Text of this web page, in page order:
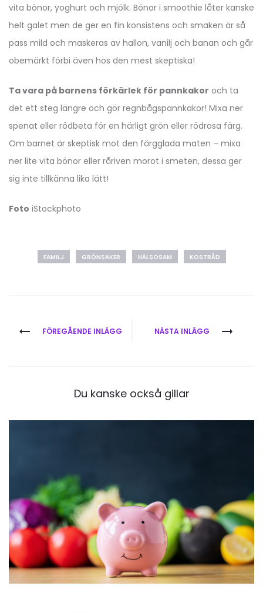
vita bönor, yoghurt och mjölk. Bönor i smoothie låter kanske
helt galet men de ger en fin konsistens och smaken är så
pass mild och maskeras av hallon, vanilj och banan och går
obemärkt förbi även hos den mest skeptiska!
Ta vara på barnens förkärlek för pannkakor och ta
det ett steg längre och gör regnbågspannkakor! Mixa ner
spenat eller rödbeta för en härligt grön eller rödrosa färg.
Om barnet är skeptisk mot den färgglada maten – mixa
ner lite vita bönor eller råriven morot i smeten, dessa ger
sig inte tillkänna lika lätt!
Foto iStockphoto
FAMILJ GRÖNSAKER HÄLSOSAM KOSTRÅD
Inläggsnavigering
FÖREGÅENDE INLÄGG NÄSTA INLÄGG
Du kanske också gillar